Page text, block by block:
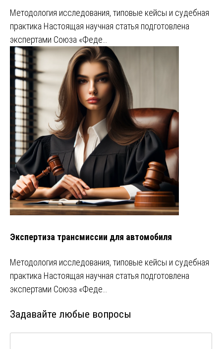
Методология исследования, типовые кейсы и судебная
практика Настоящая научная статья подготовлена
экспертами Союза «Феде…
Экспертиза трансмиссии для автомобиля
Методология исследования, типовые кейсы и судебная
практика Настоящая научная статья подготовлена
экспертами Союза «Феде…
Задавайте любые вопросы